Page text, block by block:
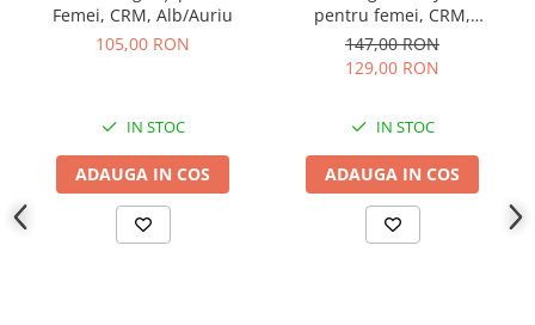
Femei, CRM, Alb/Auriu
105,00 RON
IN STOC
ADAUGA IN COS
pentru femei, CRM,
elastica, aurie
147,00 RON
129,00 RON
IN STOC
ADAUGA IN COS